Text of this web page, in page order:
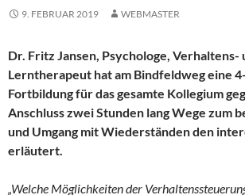
9. FEBRUAR 2019 WEBMASTER
Dr. Fritz Jansen, Psychologe, Verhaltens-
Lerntherapeut hat am Bindfeldweg eine
Fortbildung für das gesamte Kollegium
Anschluss zwei Stunden lang Wege zum
und Umgang mit Wiederständen den
erläutert.
„Welche Möglichkeiten der